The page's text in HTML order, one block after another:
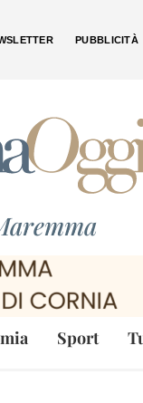
PUBBLICITÀ
Sport